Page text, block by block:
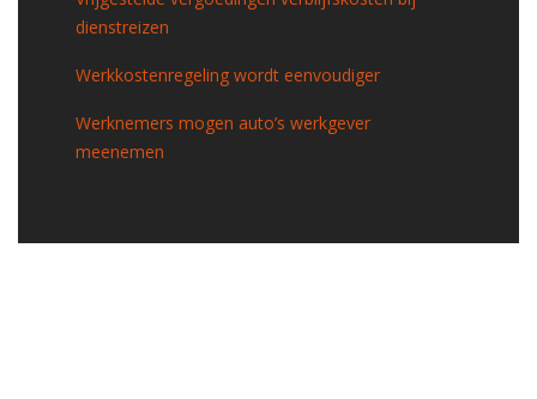
dienstreizen
Werkkostenregeling wordt eenvoudiger
Werknemers mogen auto’s werkgever
meenemen